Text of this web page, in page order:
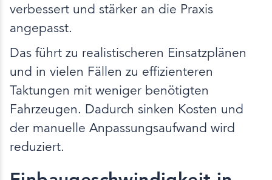
verbessert und stärker an die Praxis
angepasst.
Das führt zu realistischeren Einsatzplänen
und in vielen Fällen zu effizienteren
Taktungen mit weniger benötigten
Fahrzeugen. Dadurch sinken Kosten und
der manuelle Anpassungsaufwand wird
reduziert.